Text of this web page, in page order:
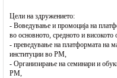
ј
т
о
Цели на здружението:
- Воведување и промоција на
во основното, средното и
- преведување на платформата на
институции во РМ,
- Организирање на семинари и
РМ,